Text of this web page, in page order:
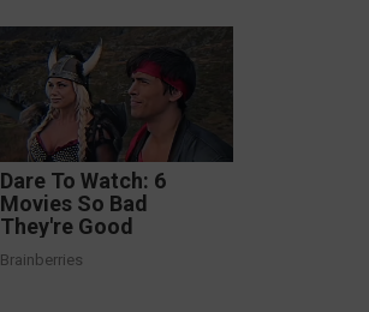
Dare To Watch: 6
Movies So Bad
They're Good
Brainberries